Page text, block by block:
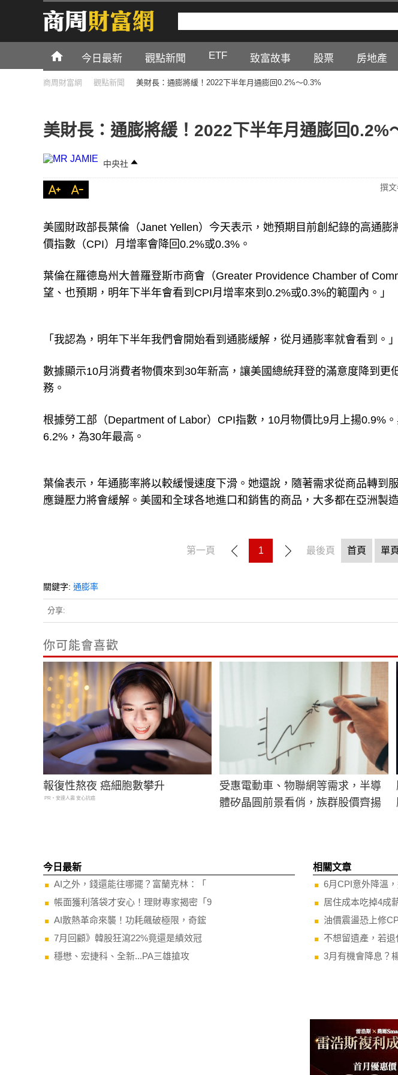
今日最新 觀點新聞 ETF 致富故事 股票 房地產
商周財富網 觀點新聞 美財長：通膨將緩！2022下半年月通膨回0.2%～0.3%
美財長：通膨將緩！2022下半年月通膨回0.2%
中央社
撰
美國財政部長葉倫（Janet Yellen）今天表示，她預期目前創紀錄的高通
價指數（CPI）月增率會降回0.2%或0.3%。
葉倫在羅德島州大普羅登斯市商會（Greater Providence Chamber of
望、也預期，明年下半年會看到CPI月增率來到0.2%或0.3%的範圍內。」
「我認為，明年下半年我們會開始看到通膨緩解，從月通膨率就會看到。」
數據顯示10月消費者物價來到30年新高，讓美國總統拜登的滿意度降到更
務。
根據勞工部（Department of Labor）CPI指數，10月物價比9月上揚0.9%
6.2%，為30年最高。
葉倫表示，年通膨率將以較緩慢速度下滑。她還說，隨著需求從商品轉到
應鏈壓力將會緩解。美國和全球各地進口和銷售的商品，大多都在亞洲製造
第一頁 1 最後頁 首頁 單
關鍵字: 通膨率
分享:
你可能會喜歡
報復性熬夜 癌細胞數攀升
PR・安達人壽 安心抗癌
受惠電動車、物聯網等需求，半導
體矽晶圓前景看俏，族群股價齊揚
今日最新
AI之外，錢還能往哪擺？富蘭克林：「
帳面獲利落袋才安心！理財專家揭密「9
AI散熱革命來襲！功耗飆破極限，奇鋐
7月回顧》韓股狂瀉22%竟還是績效冠
穩懋、宏捷科、全新...PA三雄搶攻
相關文章
6月CPI意外降溫
居住成本吃掉4成
油價震盪恐上修
不想留遺產，若
3月有機會降息？